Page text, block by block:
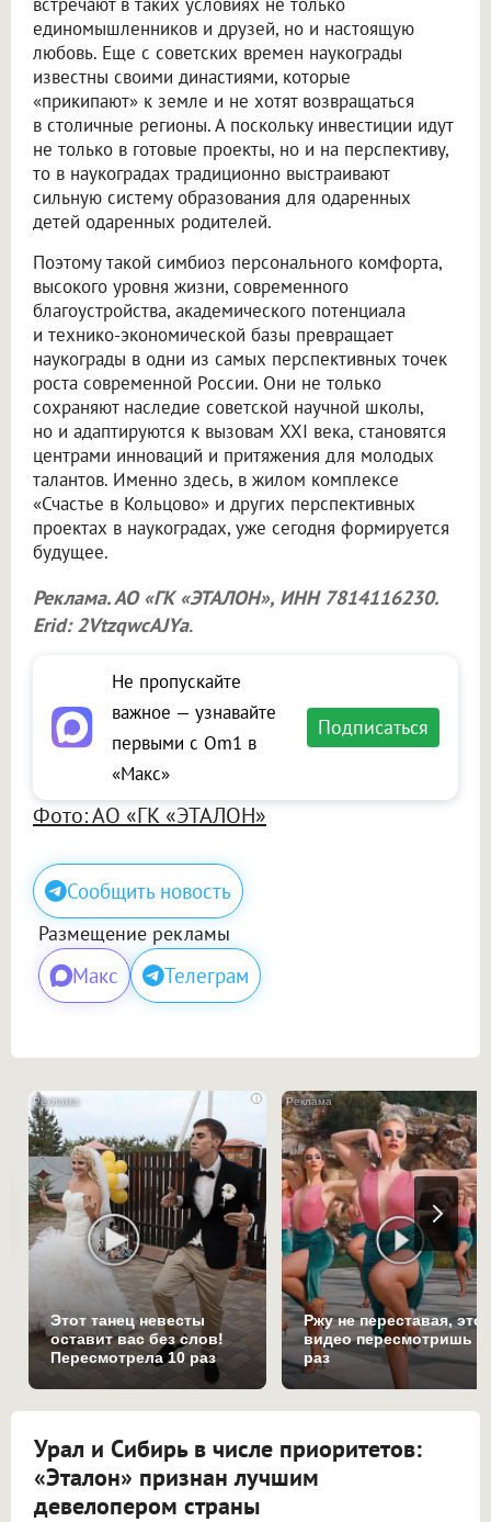
единомышленников и друзей, но и настоящую
любовь. Еще с советских времен наукограды
известны своими династиями, которые
«прикипают» к земле и не хотят возвращаться
в столичные регионы. А поскольку инвестиции идут
не только в готовые проекты, но и на перспективу,
то в наукоградах традиционно выстраивают
сильную систему образования для одаренных
детей одаренных родителей.
Поэтому такой симбиоз персонального комфорта,
высокого уровня жизни, современного
благоустройства, академического потенциала
и технико-экономической базы превращает
наукограды в одни из самых перспективных точек
роста современной России. Они не только
сохраняют наследие советской научной школы,
но и адаптируются к вызовам XXI века, становятся
центрами инноваций и притяжения для молодых
талантов. Именно здесь, в жилом комплексе
«Счастье в Кольцово» и других перспективных
проектах в наукоградах, уже сегодня формируется
будущее.
Реклама. АО «ГК «ЭТАЛОН», ИНН 7814116230.
Erid: 2VtzqwcAJYa.
Не пропускайте
важное — узнавайте
первыми с Om1 в
«Макс»
Подписаться
Фото: АО «ГК «ЭТАЛОН»
Сообщить новость
Размещение рекламы
Макс Телеграм
i
Этот танец невесты
оставит вас без слов!
Пересмотрела 10 раз
Ржу не переставая, это
видео пересмотришь
раз
Урал и Сибирь в числе приоритетов:
«Эталон» признан лучшим
девелопером страны